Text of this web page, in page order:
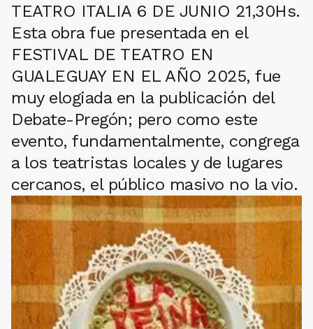
TEATRO ITALIA 6 DE JUNIO 21,30Hs.
Esta obra fue presentada en el
FESTIVAL DE TEATRO EN
GUALEGUAY EN EL AÑO 2025, fue
muy elogiada en la publicación del
Debate-Pregón; pero como este
evento, fundamentalmente, congrega
a los teatristas locales y de lugares
cercanos, el público masivo no la vio.